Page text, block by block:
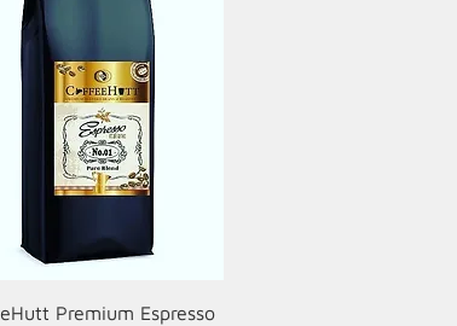
Hızlı Bakış
Premium Espresso